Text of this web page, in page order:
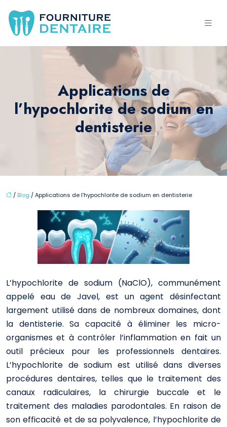
Applications de
l’hypochlorite de sodium en
dentisterie
/ Blog / Applications de l’hypochlorite de sodium en dentisterie
L’hypochlorite de sodium (NaClO), communément
appelé eau de Javel, est un agent désinfectant
largement utilisé dans de nombreux domaines, dont
la dentisterie. Sa capacité à éliminer les micro-
organismes et à contrôler l’inflammation en fait un
outil précieux pour les professionnels dentaires.
L’hypochlorite de sodium est utilisé dans diverses
procédures dentaires, telles que le traitement des
canaux radiculaires, la chirurgie buccale et le
traitement des maladies parodontales. En raison de
son efficacité et de sa polyvalence, l’hypochlorite de